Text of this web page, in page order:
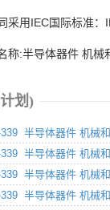
采用IEC国际标准：
称:半导体器件 机械
划)
339 半导体器件 机械
339 半导体器件 机械
339 半导体器件 机械
339 半导体器件 机械